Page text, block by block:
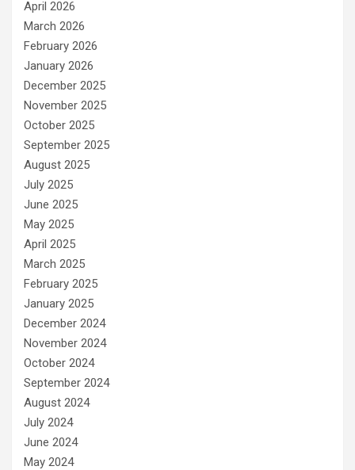
April 2026
March 2026
February 2026
January 2026
December 2025
November 2025
October 2025
September 2025
August 2025
July 2025
June 2025
May 2025
April 2025
March 2025
February 2025
January 2025
December 2024
November 2024
October 2024
September 2024
August 2024
July 2024
June 2024
May 2024